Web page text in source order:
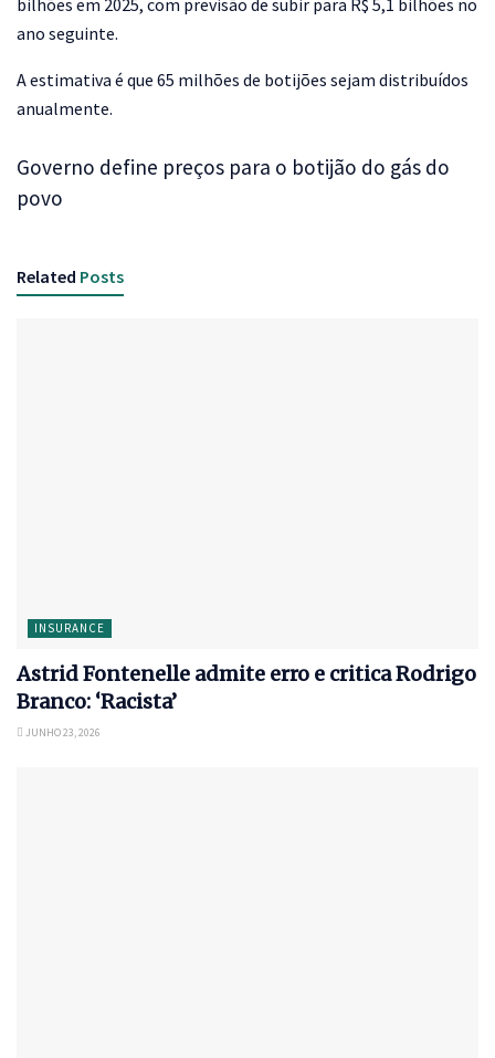
bilhões em 2025, com previsão de subir para R$ 5,1 bilhões no
ano seguinte.
A estimativa é que 65 milhões de botijões sejam distribuídos
anualmente.
Governo define preços para o botijão do gás do
povo
Related Posts
INSURANCE
Astrid Fontenelle admite erro e critica Rodrigo
Branco: ‘Racista’
JUNHO 23, 2026